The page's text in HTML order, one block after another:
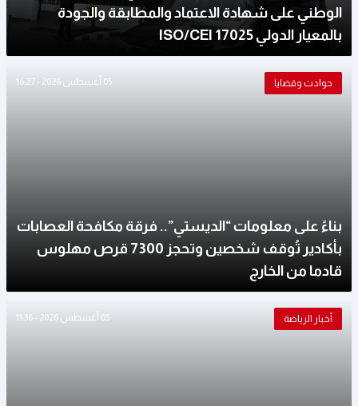
الوطني على شهادة الاعتماد والمطابقة والجودة
بالمعيار الدولي ISO/CEI 17025
حوادث وقضايا 05 أغسطس 2026 - 16:27
بناءً على معلومات “الديستي”.. فرقة مكافحة العصابات
بأكادير تُوقف شخصين وتحجز 7300 قرص مهلوس
قادما من الخارج
أخبار الرياضة 05 أغسطس 2026 - 11:36